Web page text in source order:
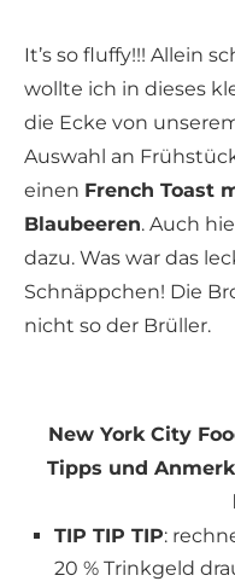
It’s so fluffy!!! Allein
wollte ich in dieses
die Ecke von
Auswahl an
einen French Toast
Blaubeeren. Auch
dazu. Was war das
Schnäppchen! Die
nicht so der Brüller.
New York City
Tipps und
TIP TIP TIP:
20 % Trinkgeld